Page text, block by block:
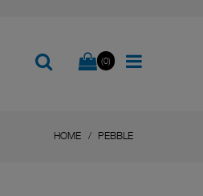
(0)
HOME PEBBLE